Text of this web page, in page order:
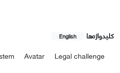
کلیدواژه‌ها English
Avatar
Legal challenge